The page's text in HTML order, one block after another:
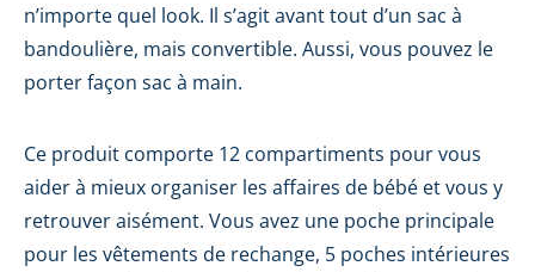
n’importe quel look. Il s’agit avant tout d’un sac à
bandoulière, mais convertible. Aussi, vous pouvez le
porter façon sac à main.
Ce produit comporte 12 compartiments pour vous
aider à mieux organiser les affaires de bébé et vous y
retrouver aisément. Vous avez une poche principale
pour les vêtements de rechange, 5 poches intérieures